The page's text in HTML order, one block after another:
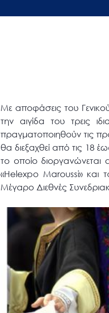
Με αποφάσεις του
την αιγίδα του τρεις
πραγματοποιηθούν τις
θα διεξαχθεί από τις 18
το οποίο
«Helexpo Maroussi» και
Μέγαρο Διεθνές